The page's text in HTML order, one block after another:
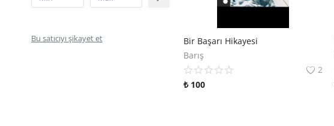
Bu satıcıyı şikayet et
Bir Başarı Hikayesi
Barış
2
₺ 100